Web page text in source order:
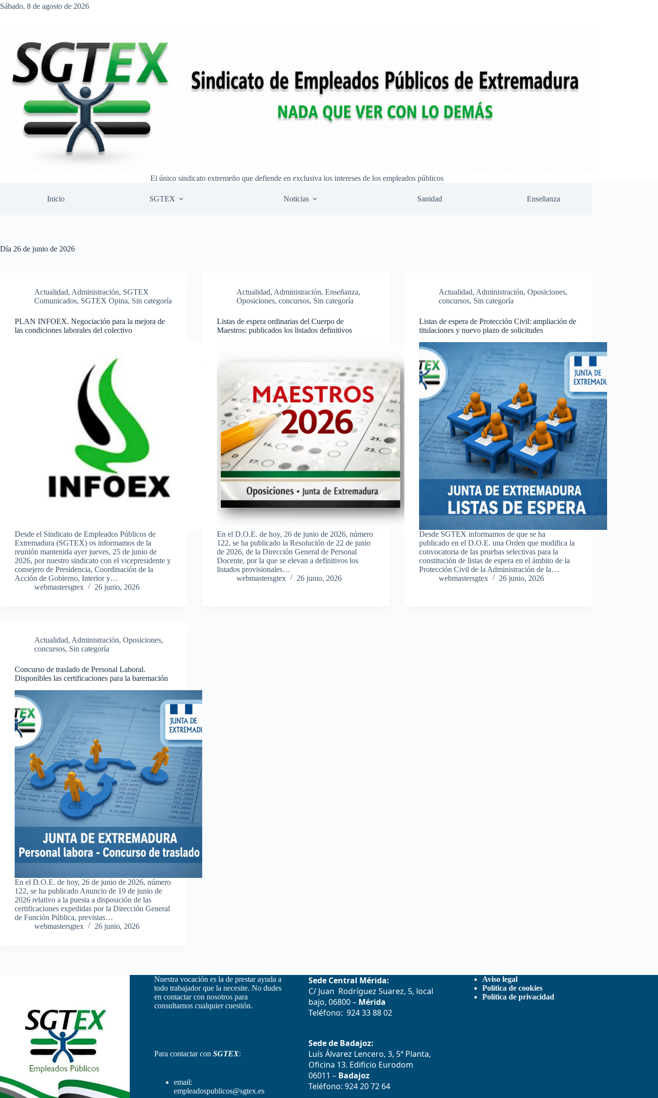
Saltar
Sábado, 8 de agosto de 2026
El único sindicato extremeño que defiende en exclusiva los intereses de los empleados públicos
Inicio SGTEX Noticias Sanidad Enseñanza
Día 26 de junio de 2026
Actualidad, Administración, SGTEX
Comunicados, SGTEX Opina, Sin categoría
PLAN INFOEX. Negociación para la mejora de
las condiciones laborales del colectivo
Desde el Sindicato de Empleados Públicos de
Extremadura (SGTEX) os informamos de la
reunión mantenida ayer jueves, 25 de junio de
2026, por nuestro sindicato con el vicepresidente y
consejero de Presidencia, Coordinación de la
Acción de Gobierno, Interior y…
webmastersgtex
26 junio, 2026
Actualidad, Administración,Enseñanza,
Oposiciones, concursos, Sin categoría
Listas de espera ordinarias del Cuerpo de
Maestros: publicados los listados definitivos
En el D.O.E. de hoy, 26 de junio de 2026, número
122, se ha publicado la Resolución de 22 de junio
de 2026, de la Dirección General de Personal
Docente, por la que se elevan a definitivos los
listados provisionales…
webmastersgtex
26 junio, 2026
Actualidad, Administración,Oposiciones,
concursos, Sin categoría
Listas de espera de Protección Civil: ampliación de
titulaciones y nuevo plazo de solicitudes
Desde SGTEX informamos de que se ha
publicado en el D.O.E. una Orden que modifica la
convocatoria de las pruebas selectivas para la
constitución de listas de espera en el ámbito de la
Protección Civil de la Administración de la…
webmastersgtex
26 junio, 2026
Actualidad, Administración, Oposiciones,
concursos, Sin categoría
Concurso de traslado de Personal Laboral.
Disponibles las certificaciones para la baremación
En el D.O.E. de hoy, 26 de junio de 2026, número
122, se ha publicado Anuncio de 19 de junio de
2026 relativo a la puesta a disposición de las
certificaciones expedidas por la Dirección General
de Función Pública, previstas…
webmastersgtex
26 junio, 2026
Nuestra vocación es la de prestar ayuda a
todo trabajador que la necesite. No dudes
en contactar con nosotros para
consultarnos cualquier cuestión.
Para contactar con SGTEX:
email:
empleadospublicos@sgtex.es
Sede Central Mérida:
C/ Juan Rodríguez Suarez, 5, local
bajo, 06800 – Mérida
Teléfono: 924 33 88 02
Sede de Badajoz:
Luís Álvarez Lencero, 3, 5ª Planta,
Oficina 13. Edificio Eurodom
06011 – Badajoz
Teléfono: 924 20 72 64
Aviso legal
Política de cookies
Política de privacidad